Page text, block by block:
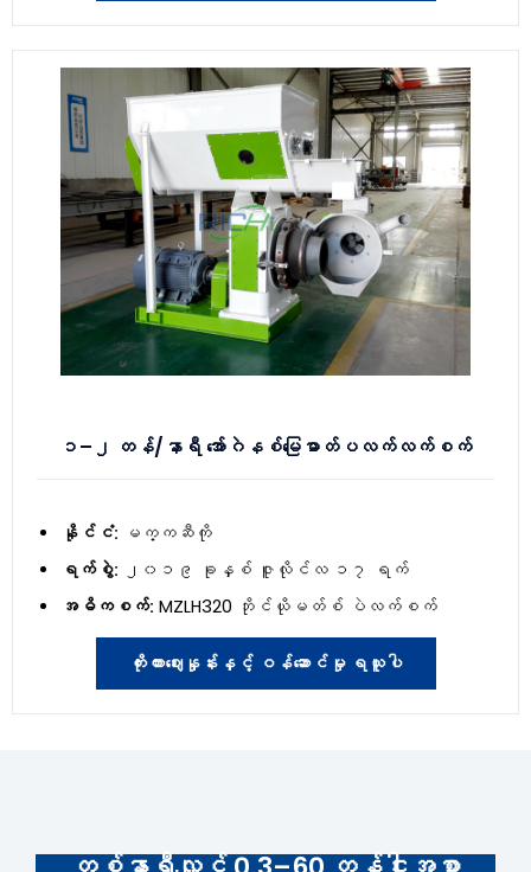
၁–၂ တန်/နာရီ အော်ဂဲနစ်မြေဓာတ်ပလက်လက်စက်
နိုင်ငံ: မက္ကဆီကို
ရက်စွဲ: ၂၀၁၉ ခုနှစ် ဇူလိုင်လ ၁၇ ရက်
အဓိကစက်: MZLH320 ဘိုင်ယိုမတ်စ် ပဲလက်စက်
ကိုးကားဈေးနှုန်းနှင့် ဝန်ဆောင်မှု ရယူပါ